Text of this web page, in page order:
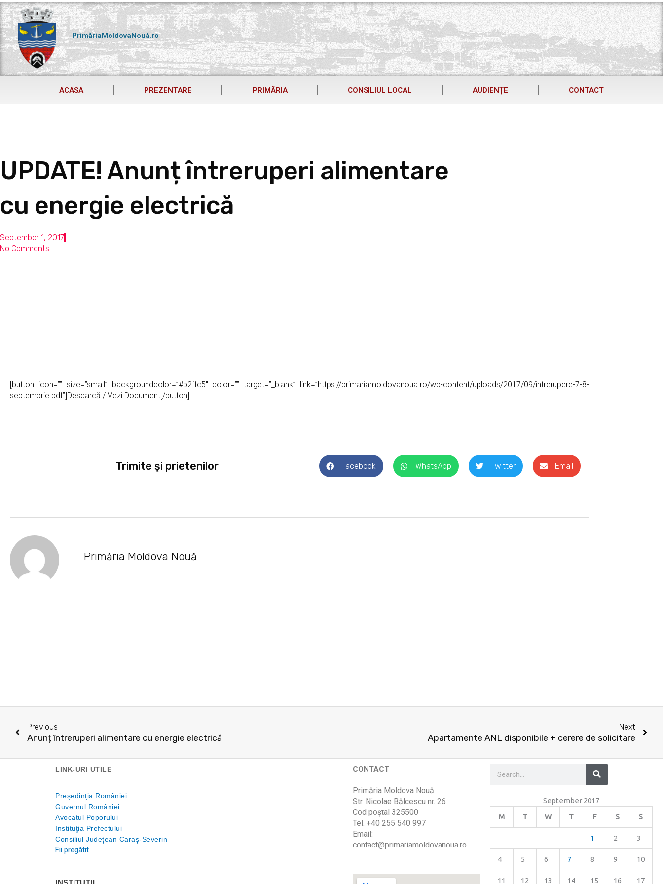
Skip
to
content
PrimăriaMoldovaNouă.ro
ACASA PREZENTARE PRIMĂRIA CONSILIUL LOCAL AUDIENȚE CONTACT
UPDATE! Anunț întreruperi alimentare
cu energie electrică
September 1, 2017
No Comments
[button icon=”” size=”small” backgroundcolor=”#b2ffc5″ color=”” target=”_blank” link=”https://primariamoldovanoua.ro/wp-content/uploads/2017/09/intrerupere-7-8-
septembrie.pdf”]Descarcă / Vezi Document[/button]
Trimite şi prietenilor Facebook WhatsApp Twitter Email
Primăria Moldova Nouă
Previous
Anunț întreruperi alimentare cu energie electrică
Next
Apartamente ANL disponibile + cerere de solicitare
LINK-URI UTILE
Preşedinţia României
Guvernul României
Avocatul Poporului
Instituţia Prefectului
Consiliul Judeţean Caraş-Severin
Fii pregătit
INSTITUŢII
CONTACT
Primăria Moldova Nouă
Str. Nicolae Bălcescu nr. 26
Cod poştal 325500
Tel. +40 255 540 997
Email:
contact@primariamoldovanoua.ro
Search
September 2017
M
T W T F S S
1 2 3
4 5 6 7 8 9 10
11 12 13 14 15 16 17